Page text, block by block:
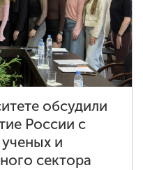
обсудили
России с
и
сектора